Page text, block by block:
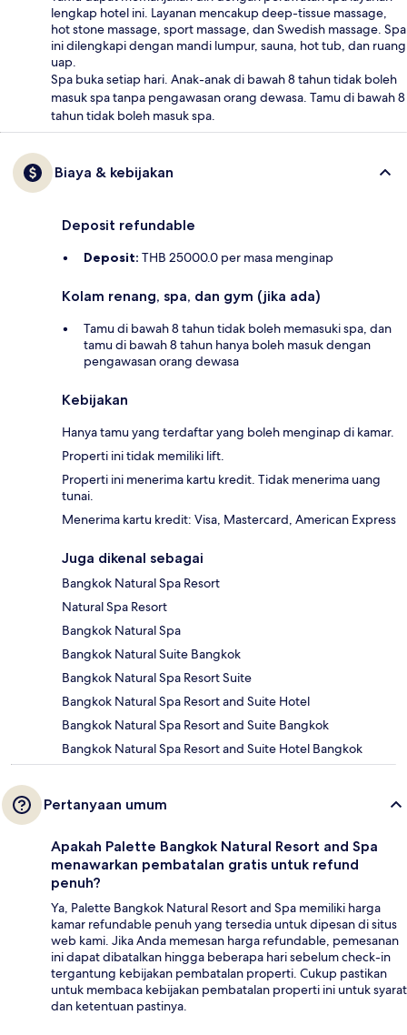
lengkap hotel ini. Layanan mencakup deep-tissue massage,
hot stone massage, sport massage, dan Swedish massage. Spa
ini dilengkapi dengan mandi lumpur, sauna, hot tub, dan ruang
uap.
Spa buka setiap hari. Anak-anak di bawah 8 tahun tidak boleh
masuk spa tanpa pengawasan orang dewasa. Tamu di bawah 8
tahun tidak boleh masuk spa.
Biaya & kebijakan
Deposit refundable
Deposit: THB 25000.0 per masa menginap
Kolam renang, spa, dan gym (jika ada)
Tamu di bawah 8 tahun tidak boleh memasuki spa, dan
tamu di bawah 8 tahun hanya boleh masuk dengan
pengawasan orang dewasa
Kebijakan
Hanya tamu yang terdaftar yang boleh menginap di kamar.
Properti ini tidak memiliki lift.
Properti ini menerima kartu kredit. Tidak menerima uang
tunai.
Menerima kartu kredit: Visa, Mastercard, American Express
Juga dikenal sebagai
Bangkok Natural Spa Resort
Natural Spa Resort
Bangkok Natural Spa
Bangkok Natural Suite Bangkok
Bangkok Natural Spa Resort Suite
Bangkok Natural Spa Resort and Suite Hotel
Bangkok Natural Spa Resort and Suite Bangkok
Bangkok Natural Spa Resort and Suite Hotel Bangkok
Pertanyaan umum
Apakah Palette Bangkok Natural Resort and Spa
menawarkan pembatalan gratis untuk refund
penuh?
Ya, Palette Bangkok Natural Resort and Spa memiliki harga
kamar refundable penuh yang tersedia untuk dipesan di situs
web kami. Jika Anda memesan harga refundable, pemesanan
ini dapat dibatalkan hingga beberapa hari sebelum check-in
tergantung kebijakan pembatalan properti. Cukup pastikan
untuk membaca kebijakan pembatalan properti ini untuk syarat
dan ketentuan pastinya.